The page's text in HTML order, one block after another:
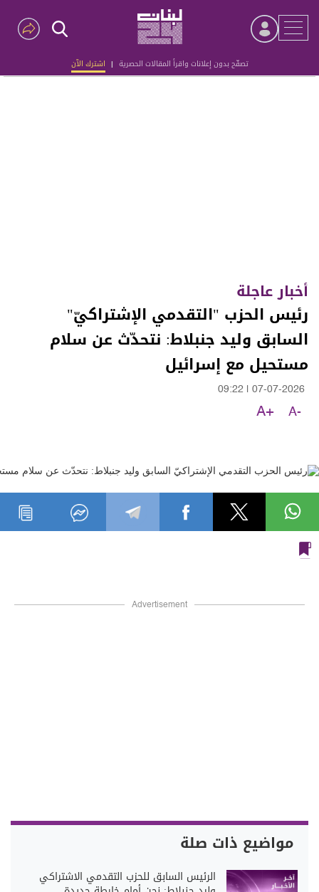
تصفّح بدون إعلانات واقرأ المقالات الحصرية | اشترك الآن
Advertisement
أخبار عاجلة
رئيس الحزب "التقدمي الإشتراكيّ"
السابق وليد جنبلاط: نتحدّث عن سلام
مستحيل مع إسرائيل
07-07-2026
09:22
A-
A+
Advertisement
مواضيع ذات صلة
الرئيس السابق للحزب التقدمي الاشتراكي